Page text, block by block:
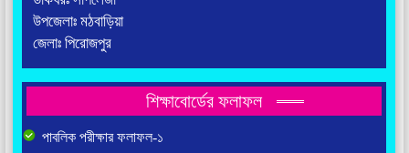
উপজেলাঃ মঠবাড়িয়া
জেলাঃ পিরোজপুর
শিক্ষাবোর্ডের ফলাফল
পাবলিক পরীক্ষার ফলাফল-১